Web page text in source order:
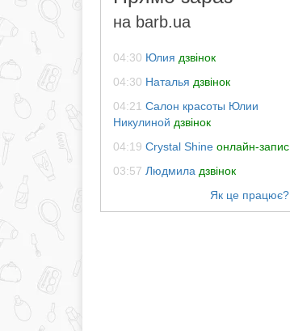
на barb.ua
04:30 Юлия дзвінок
04:30 Наталья дзвінок
04:21 Салон красоты Юлии
Никулиной дзвінок
04:19 Crystal Shine онлайн-запис
03:57 Людмила дзвінок